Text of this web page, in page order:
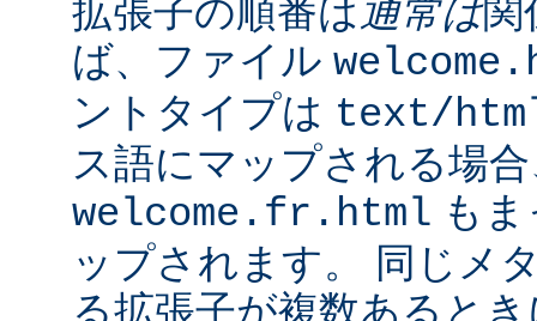
拡張子の順番は 通常は関
ば、ファイル
ントタイプは text/
ス語にマップされる場
welcome.fr.html も
ップされます。 同じメ
る拡張子が複数あると